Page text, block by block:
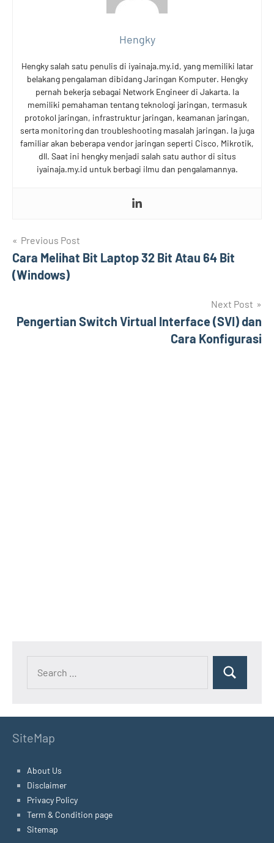
Hengky
Hengky salah satu penulis di iyainaja.my.id, yang memiliki latar
belakang pengalaman dibidang Jaringan Komputer. Hengky
pernah bekerja sebagai Network Engineer di Jakarta. Ia
memiliki pemahaman tentang teknologi jaringan, termasuk
protokol jaringan, infrastruktur jaringan, keamanan jaringan,
serta monitoring dan troubleshooting masalah jaringan. Ia juga
familiar akan beberapa vendor jaringan seperti Cisco, Mikrotik,
dll. Saat ini hengky menjadi salah satu author di situs
iyainaja.my.id untuk berbagi ilmu dan pengalamannya.
Post
navigation
Previous Post
Cara Melihat Bit Laptop 32 Bit Atau 64 Bit
(Windows)
Next Post
Pengertian Switch Virtual Interface (SVI) dan
Cara Konfigurasi
SiteMap
About Us
Disclaimer
Privacy Policy
Term & Condition page
Sitemap